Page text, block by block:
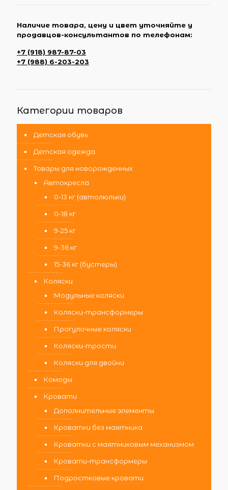
Наличие товара, цену и цвет уточняйте у
продавцов-консультантов по телефонам:
+7 (918) 987-87-03
+7 (988) 6-203-203
Категории товаров
Детская обувь
Детская одежда
Товары для новорожденных
Автокресла
0-13 кг (автолюльки)
0-18 кг
9-25 кг
9-36 кг
15-36 кг (бустеры)
Коляски
Модульные коляски
Коляски-трансформеры
Прогулочные коляски
Коляски-трости
Коляски для двойни
Комоды
Кровати
Дополнительные элементы
Кроватки без маятника
Кроватки с маятниковым механизмом
Кровати-трансформеры
Подростковые кровати